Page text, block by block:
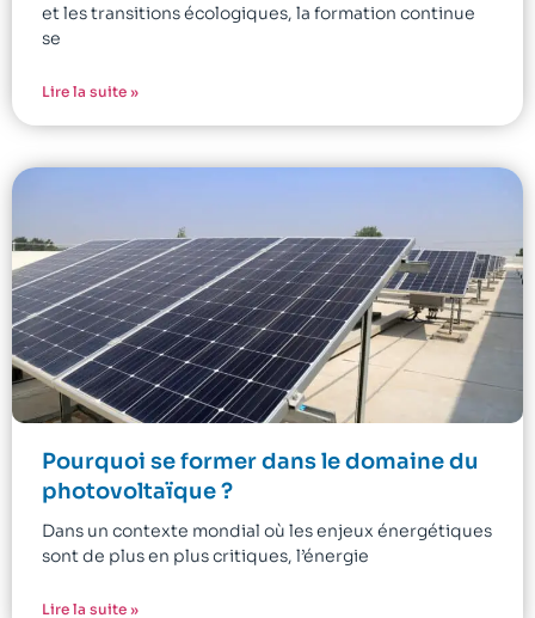
et les transitions écologiques, la formation continue
se
Lire la suite »
Pourquoi se former dans le domaine du
photovoltaïque ?
Dans un contexte mondial où les enjeux énergétiques
sont de plus en plus critiques, l’énergie
Lire la suite »